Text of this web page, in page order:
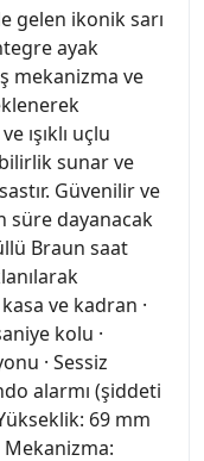
gelen ikonik sarı
ayak
mekanizma ve
ışıklı uçlu
sunar ve
Güvenilir ve
süre dayanacak
Braun saat
ve kadran ·
kolu ·
· Sessiz
alarmı (şiddeti
69 mm